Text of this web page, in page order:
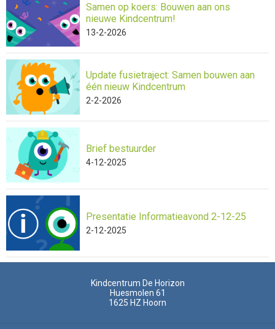
Samen op koers: Bouwen aan ons
nieuwe Kindcentrum!
13-2-2026
Update fusietraject: Samen bouwen aan
één nieuw Kindcentrum
2-2-2026
Brief bestuurder
4-12-2025
Presentatie Informatieavond 2-12-25
2-12-2025
Kindcentrum De Horizon
Huesmolen 61
1625 HZ Hoorn